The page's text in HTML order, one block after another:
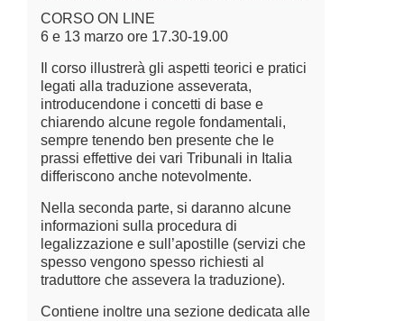
CORSO ON LINE
6 e 13 marzo ore 17.30-19.00
Il corso illustrerà gli aspetti teorici e pratici
legati alla traduzione asseverata,
introducendone i concetti di base e
chiarendo alcune regole fondamentali,
sempre tenendo ben presente che le
prassi effettive dei vari Tribunali in Italia
differiscono anche notevolmente.
Nella seconda parte, si daranno alcune
informazioni sulla procedura di
legalizzazione e sull’apostille (servizi che
spesso vengono spesso richiesti al
traduttore che assevera la traduzione).
Contiene inoltre una sezione dedicata alle